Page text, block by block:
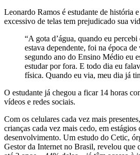
Leonardo Ramos é estudante de história
excessivo de telas tem prejudicado sua
“A gota d’água, quando eu percebi
estava dependente, foi na época
segundo ano do Ensino Médio eu
estudar por fora. E todo dia eu
física. Quando eu via, meu dia já
O estudante já chegou a ficar 14 horas
vídeos e redes sociais.
Com os celulares cada vez mais
crianças cada vez mais cedo, em estágios
desenvolvimento. Um estudo do Cetic,
Gestor da Internet no Brasil, revelou que